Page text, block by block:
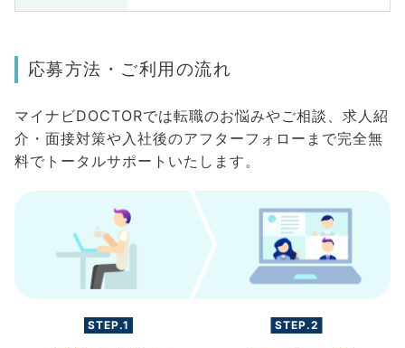
応募方法・ご利用の流れ
マイナビDOCTORでは転職のお悩みやご相談、求人紹
介・面接対策や入社後のアフターフォローまで完全無
料でトータルサポートいたします。
STEP.1 STEP.2